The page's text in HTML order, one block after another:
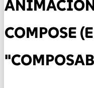
COMPOSE